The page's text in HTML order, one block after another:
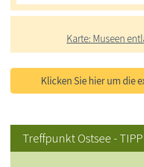
Karte: Museen
Klicken Sie hier um die
Treffpunkt Ostsee - TIPP